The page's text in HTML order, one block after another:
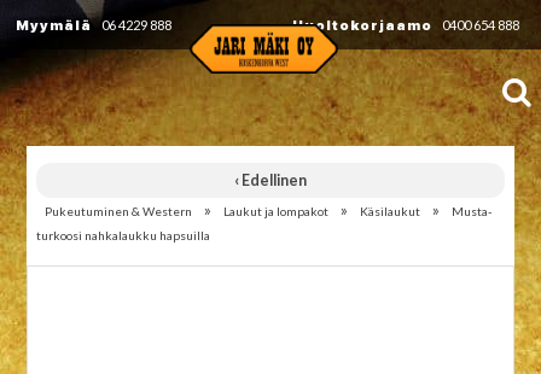
Myymälä 06 4229 888 Huoltokorjaamo 0400 654 888
‹ Edellinen
Pukeutuminen & Western » Laukut ja lompakot » Käsilaukut »
Musta-
turkoosi nahkalaukku hapsuilla